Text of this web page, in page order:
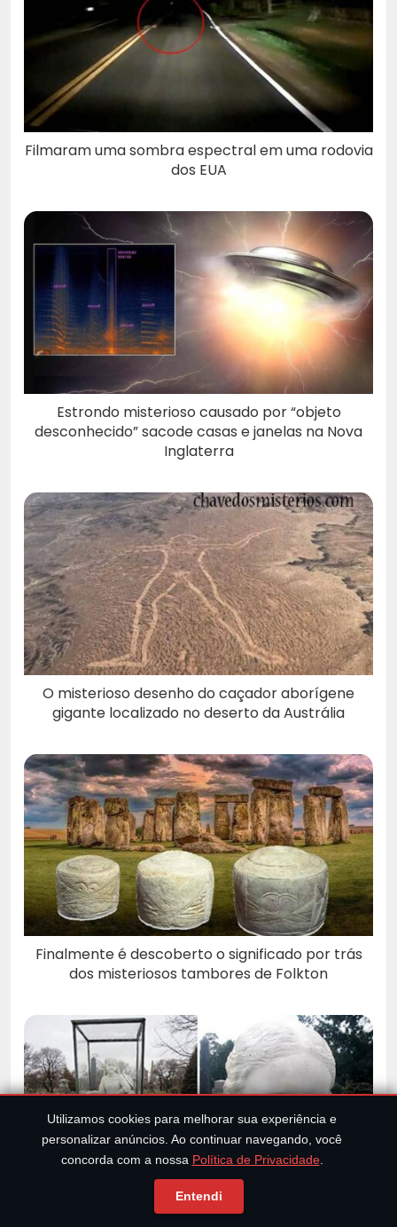
Filmaram uma sombra espectral em uma rodovia
dos EUA
Estrondo misterioso causado por “objeto
desconhecido” sacode casas e janelas na Nova
Inglaterra
O misterioso desenho do caçador aborígene
gigante localizado no deserto da Austrália
Finalmente é descoberto o significado por trás
dos misteriosos tambores de Folkton
O estranho mistério da estátua fúnebre de Inez
Utilizamos cookies para melhorar sua experiência e
personalizar anúncios. Ao continuar navegando, você
concorda com a nossa Política de Privacidade.
Entendi